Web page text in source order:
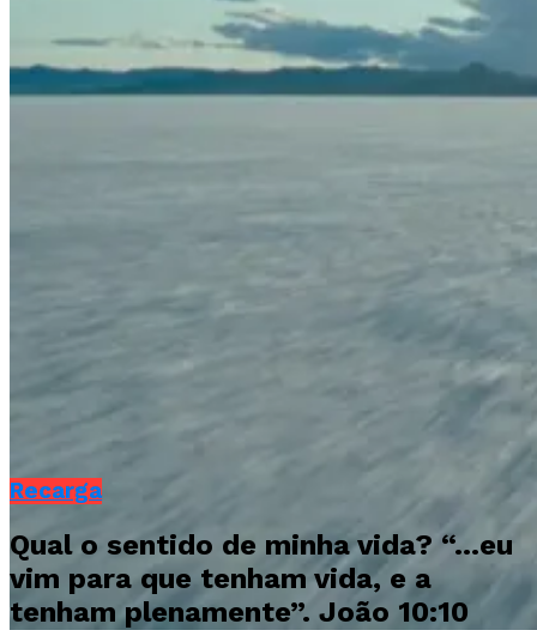
Recarga
Qual o sentido de minha vida? “…eu
vim para que tenham vida, e a
tenham plenamente”. João 10:10